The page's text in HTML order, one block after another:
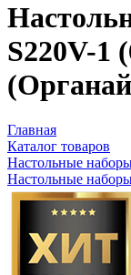
S220V-1
Главная
Каталог товаров
Настольные
Настольные